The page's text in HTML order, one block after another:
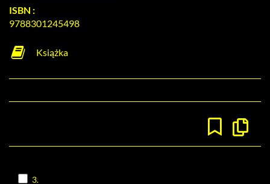
ISBN :
9788301245498
Książka
Skocz
3.